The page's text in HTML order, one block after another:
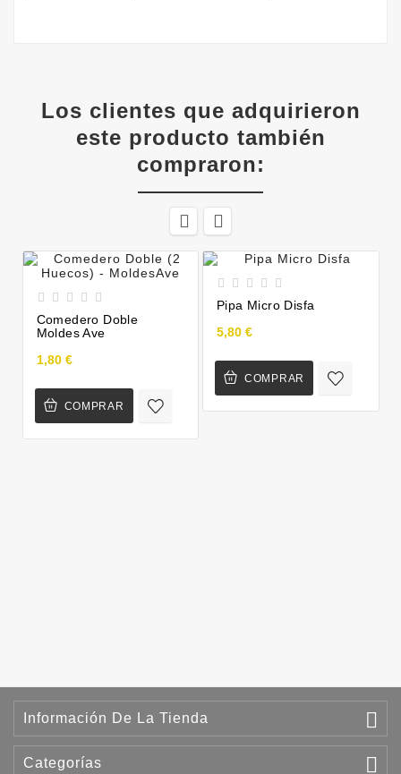
Los clientes que adquirieron
este producto también
compraron:
 
    
Comedero Doble
Moldes Ave
1,80 €
COMPRAR
    
Pipa Micro Disfa
5,80 €
COMPRAR
Información De La Tienda 
Categorías 